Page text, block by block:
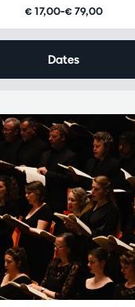
€ 17,00–€ 79,00
Dates